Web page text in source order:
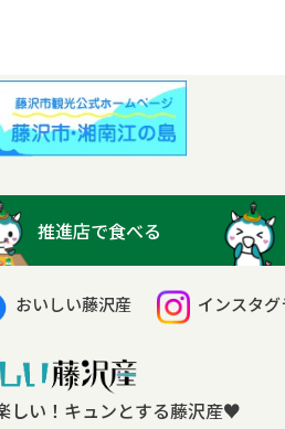
推進店で食べる
おいしい藤沢産 インスタグ
しい！キュンとする藤沢産♥︎